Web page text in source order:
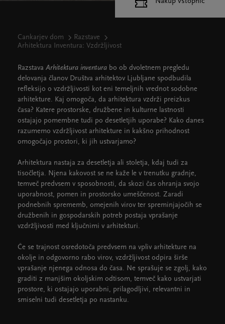
Cankarjev dom
Razstave
Arhitektura Inventura: Vzdržljivost
Razstava Arhitektura inventura bo ob dvoletnem pregledu
delovanja članov Društva arhitektov Ljubljane spodbudila
refleksijo o vzdržljivosti kot eni temeljnih vrednot sodobne
arhitekture. Kaj omogoča, da arhitektura vzdrži preizkus
časa? Katere prostorske, družbene in kulturne lastnosti
ostajajo pomembne tudi po desetletjih uporabe? Kako danes
razumemo vzdržljivost arhitekture in kakšno prihodnost
omogočajo prostori, ki jih ustvarjamo?
Arhitektura nastaja za desetletja ali stoletja, kdaj tudi za
tisočletja. Njena kakovost se ne kaže le v trenutku gradnje,
temveč predvsem v sposobnosti, da skozi čas ohranja svojo
uporabnost, pomen in prostorsko umeščenost. Zaradi
podnebnih sprememb, omejenih virov ter spreminjajočih se
družbenih in gospodarskih potreb postaja vprašanje
vzdržljivosti med ključnimi v arhitekturi.
Če se trajnost osredotoča predvsem na vpliv arhitekture na
okolje in odgovorno rabo virov, vzdržljivost odpira širše
vprašanje njenega odnosa do časa. Ne sprašuje se zgolj, kako
graditi z manjšim okoljskim odtisom, temveč kako ustvarjati
prostore, ki ostajajo uporabni, prilagodljivi, relevantni in
smiselni tudi desetletja po nastanku.